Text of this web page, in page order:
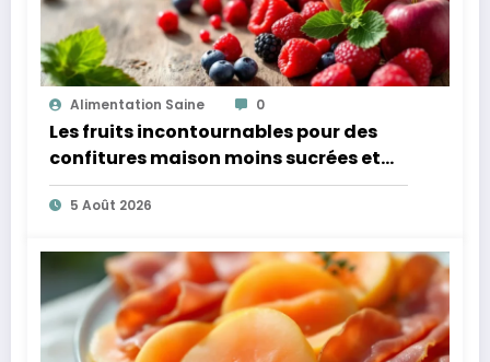
Alimentation Saine 0
Les fruits incontournables pour des
confitures maison moins sucrées et
plus légères
5 Août 2026